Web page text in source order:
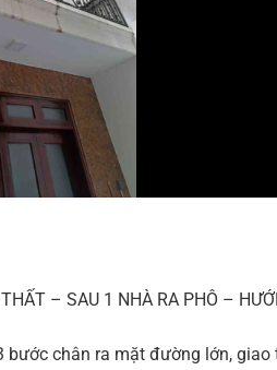
– SAU 1 NHÀ RA PHÔ –
bước chân ra mặt đường lớn, giao